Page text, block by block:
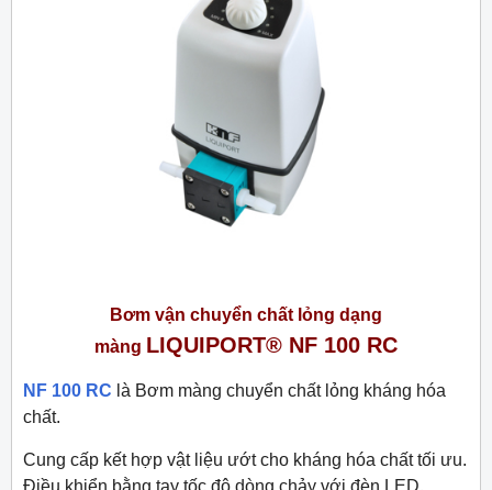
Bơm vận chuyển chất lỏng dạng
màng LIQUIPORT® NF 100 RC
NF 100 RC là Bơm màng chuyển chất lỏng kháng hóa
chất.
Cung cấp kết hợp vật liệu ướt cho kháng hóa chất tối ưu.